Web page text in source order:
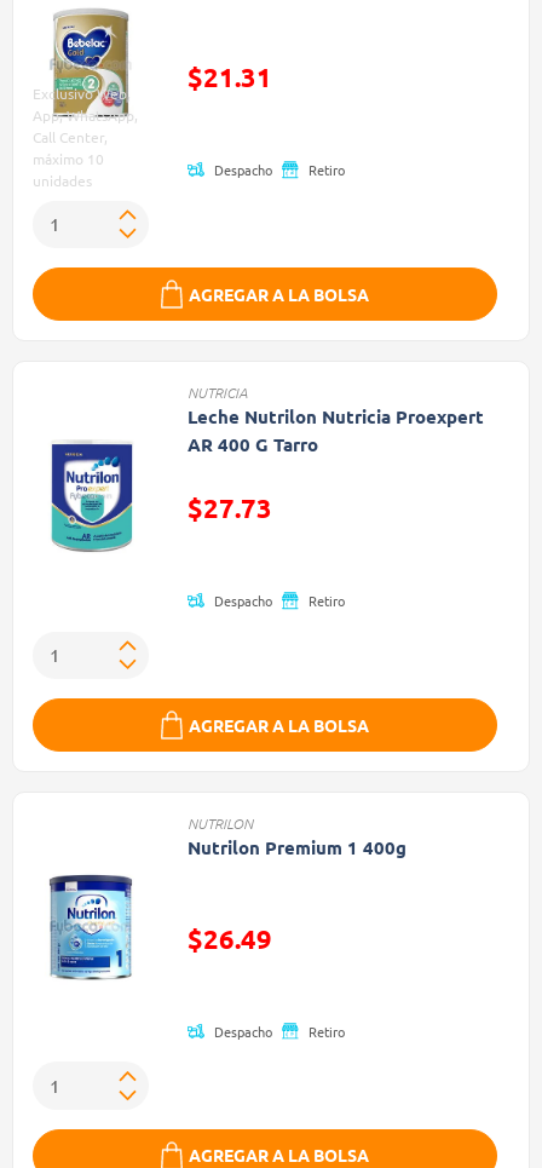
Exclusivo Web,
App, WhatsApp,
Call Center,
máximo 10
unidades
$21.31
Despacho Retiro
AGREGAR A LA BOLSA
NUTRICIA
Leche Nutrilon Nutricia Proexpert
AR 400 G Tarro
$27.73
Despacho Retiro
AGREGAR A LA BOLSA
NUTRILON
Nutrilon Premium 1 400g
$26.49
Despacho Retiro
AGREGAR A LA BOLSA